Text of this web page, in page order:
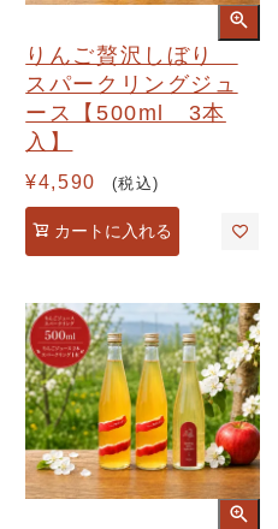
りんご贅沢しぼり
スパークリングジュ
ース【500ml 3本
入】
¥4,590 税込
カートに入れる